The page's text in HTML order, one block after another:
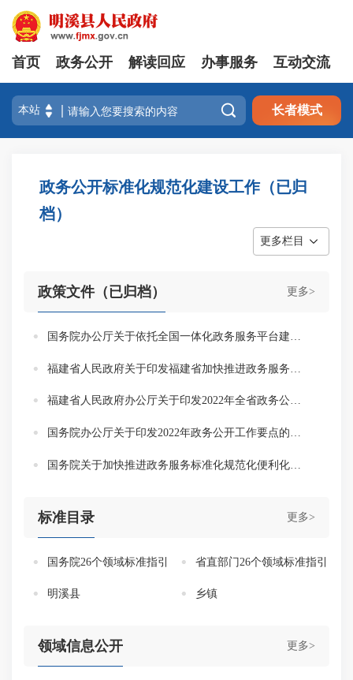
首页 政务公开 解读回应 办事服务 互动交流
 长者模式
政务公开标准化规范化建设工作（已归
档）
更多栏目
更多>
政策文件（已归档）
福建省人民政府办公厅关于印发2022年全省政务公开工作主要任务分解表的通知
国务院办公厅关于印发2022年政务公开工作要点的通知
更多>
标准目录
国务院26个领域标准指引 省直部门26个领域标准指引
明溪县 乡镇
更多>
领域信息公开